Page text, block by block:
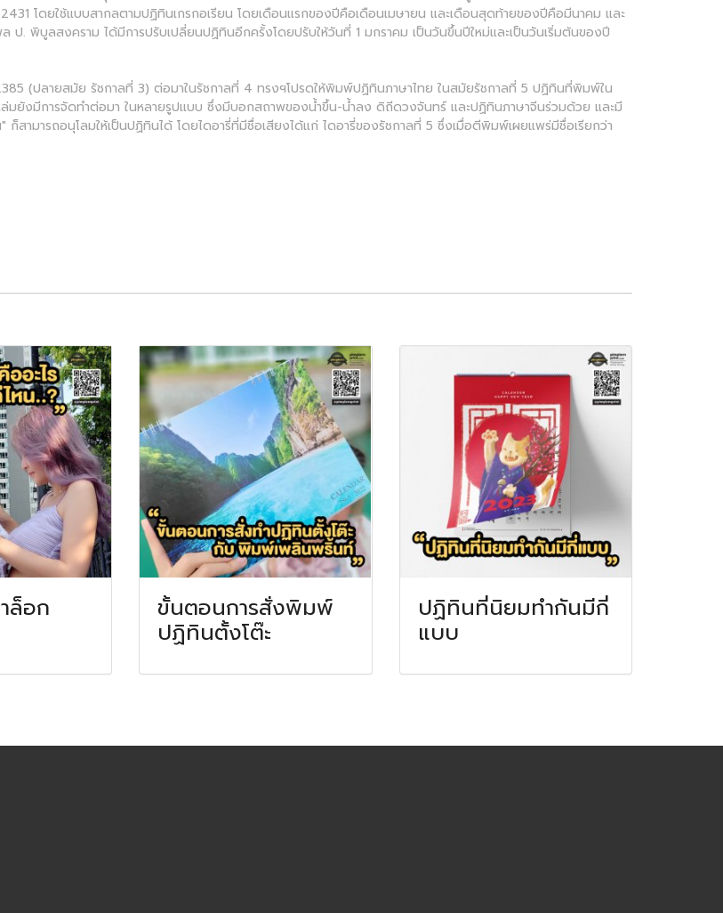
โดยใช้แบบสากลตามปฏิทินเกรกอเรียน โดยเดือนแรกของปีคือเดือนเมษายน และเดือนสุดท้ายของปีคือมีนาคม และ
. พิบูลสงคราม ได้มีการปรับเปลี่ยนปฏิทินอีกครั้งโดยปรับให้วันที่ 1 มกราคม เป็นวันขึ้นปีใหม่และเป็นวันเริ่มต้นของปี
(ปลายสมัย รัชกาลที่ 3) ต่อมาในรัชกาลที่ 4 ทรงฯโปรดให้พิมพ์ปฏิทินภาษาไทย ในสมัยรัชกาลที่ 5 ปฏิทินที่พิมพ์ใน
มยังมีการจัดทำต่อมา ในหลายรูปแบบ ซึ่งมีบอกสถาพของน้ำขึ้น-น้ำลง ดิถีดวงจันทร์ และปฏิทินภาษาจีนร่วมด้วย และมี
สามารถอนุโลมให้เป็นปฏิทินได้ โดยไดอารี่ที่มีชื่อเสียงได้แก่ ไดอารี่ของรัชกาลที่ 5 ซึ่งเมื่อตีพิมพ์เผยแพร่มีชื่อเรียกว่า
ล็อก ขั้นตอนการสั่งพิมพ์
ปฏิทินตั้งโต๊ะ
ปฏิทินที่นิยมทำกันมีกี่
แบบ